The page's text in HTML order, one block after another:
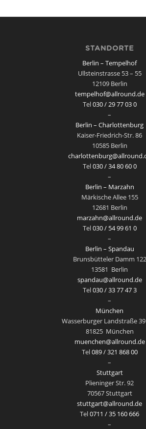
STANDORTE
Berlin – Tempelhof
Ullsteinstrasse 53 – 55
12109 Berlin
tempelhof@allround.de
Tel030 / 29 77 03 0
–
Berlin – Charlottenburg
Kaiser-Friedrich-Str. 86
10585 Berlin
Tel030 / 34 80 60 0
–
Berlin – Marzahn
Märkische Allee 155
12681 Berlin
marzahn@allround.de
Tel030 / 54 99 61 0
–
Berlin – Spandau
Brunsbütteler Damm 122
13581 Berlin
spandau@allround.de
Tel030 / 33 77 47 3
–
München
Wasserburger Landstraße 39
81825 München
muenchen@allround.de
Tel089 / 321 868 00
–
Stuttgart
Plieninger Str. 92
70567 Stuttgart
stuttgart@allround.de
Tel0711 / 35 160 666
–